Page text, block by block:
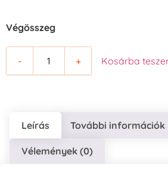
Végösszeg
- + Kosárba
Leírás További információk
Vélemények (0)